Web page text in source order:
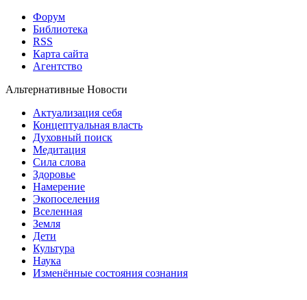
Форум
Библиотека
RSS
Карта сайта
Агентство
Альтернативные Новости
Актуализация себя
Концептуальная власть
Духовный поиск
Медитация
Сила слова
Здоровье
Намерение
Экопоселения
Вселенная
Земля
Дети
Культура
Наука
Изменённые состояния сознания